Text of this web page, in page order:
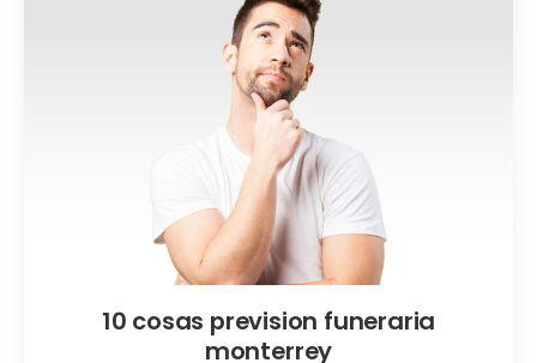
10 cosas prevision funeraria
monterrey